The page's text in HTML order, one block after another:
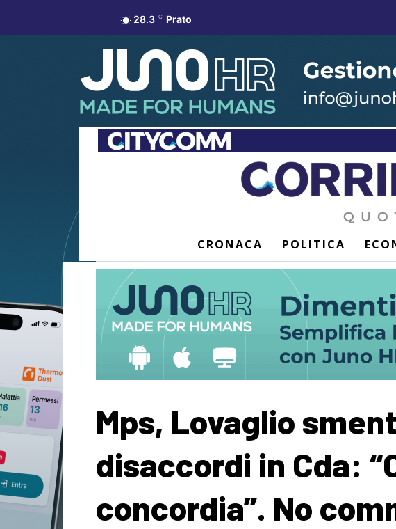
28.3 C Prato
CRONACA POLITICA
Mps, Lovaglio
disaccordi in Cda:
concordia”. No